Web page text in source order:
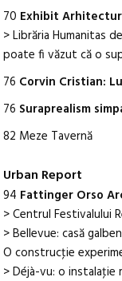
70 Exhibit
> Librăria Humanitas
poate fi văzut că o
76 Corvin Cristian:
76 Suraprealism
82 Meze Tavernă
Urban Report
94 Fattinger Orso
> Centrul Festivalului
> Bellevue: casă
O construcţie
> Déjà-vu: o